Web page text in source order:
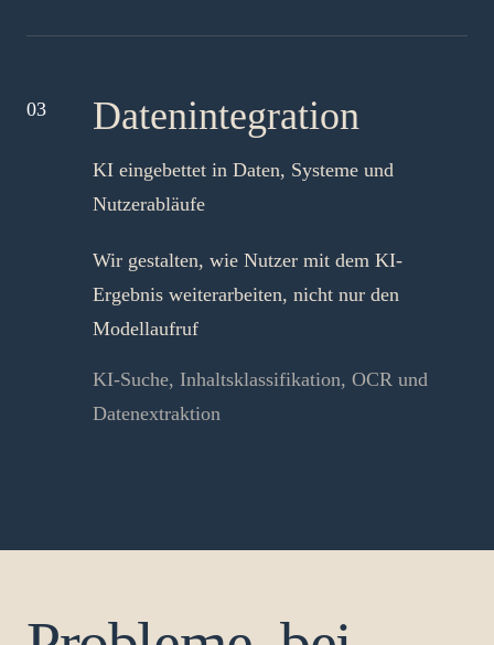
03 Datenintegration
KI eingebettet in Daten, Systeme und
Nutzerabläufe
Wir gestalten, wie Nutzer mit dem KI-
Ergebnis weiterarbeiten, nicht nur den
Modellaufruf
KI-Suche, Inhaltsklassifikation, OCR und
Datenextraktion